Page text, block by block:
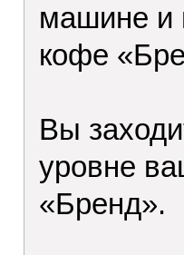
машине и
кофе
Вы
уровне
«Бренд».